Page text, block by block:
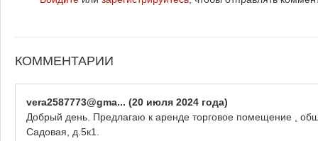
КОММЕНТАРИИ
vera2587773@gma... (20 июля 2024 года)
Добрый день. Предлагаю к аренде торговое помещение ,
Садовая, д.5к1.